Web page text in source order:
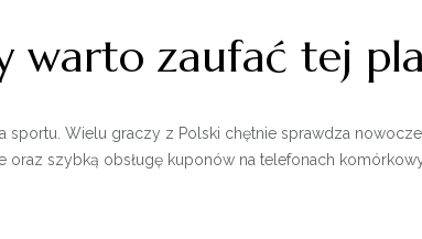
warto zaufać tej
Wielu graczy z Polski chętnie sprawdza
oraz szybką obsługę kuponów na telefonach